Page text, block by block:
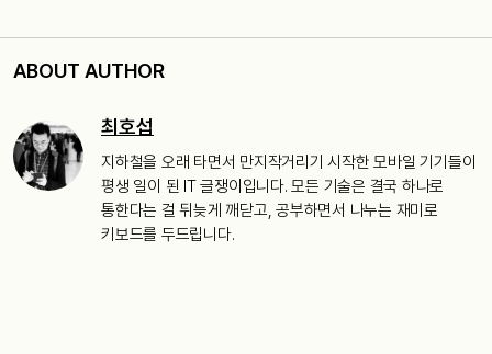
ABOUT AUTHOR
최호섭
지하철을 오래 타면서 만지작거리기 시작한 모바일 기기들이
평생 일이 된 IT 글쟁이입니다. 모든 기술은 결국 하나로
통한다는 걸 뒤늦게 깨닫고, 공부하면서 나누는 재미로
키보드를 두드립니다.